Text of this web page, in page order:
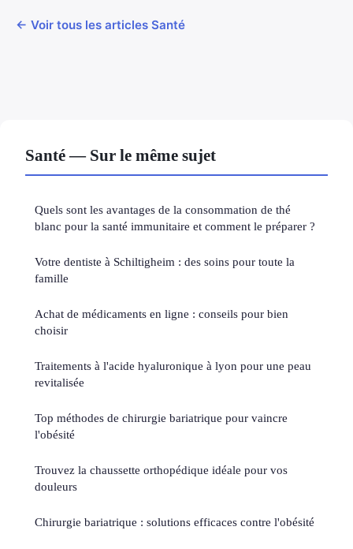
← Voir tous les articles Santé
Santé — Sur le même sujet
Quels sont les avantages de la consommation de thé
blanc pour la santé immunitaire et comment le préparer ?
Votre dentiste à Schiltigheim : des soins pour toute la
famille
Achat de médicaments en ligne : conseils pour bien
choisir
Traitements à l'acide hyaluronique à lyon pour une peau
revitalisée
Top méthodes de chirurgie bariatrique pour vaincre
l'obésité
Trouvez la chaussette orthopédique idéale pour vos
douleurs
Chirurgie bariatrique : solutions efficaces contre l'obésité